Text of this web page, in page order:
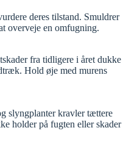
deres tilstand. Smuldrer
overveje en omfugning.
fra tidligere i året dukke
Hold øje med murens
slyngplanter kravler tættere
holder på fugten eller skader